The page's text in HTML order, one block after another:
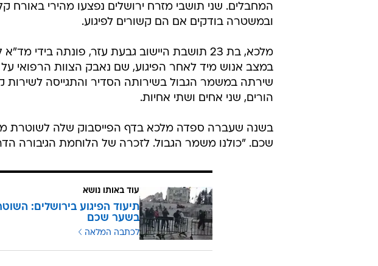
המחבלים. שני תושבי מזרח ירושלים נפצעו מהירי באורח קל
ובמשטרה בודקים אם הם קשורים לפיגוע.
מלכא, בת 23 תושבת היישוב גבעת עזר, פונתה
במצב אנוש מיד לאחר הפיגוע, שם נאבק הצוות הרפואי
שירתה במשמר הגבול בשירותה הסדיר והתגייסה לשירות
הורים, שני אחים ושתי אחיות.
בשנה שעברה ספדה מלכא בדף הפייסבוק שלה לשוטרת
שכם. "כולנו משמר הגבול. לזכרה של הלוחמת הגיבורה
עוד באותו נושא
תיעוד הפיגוע בירושלים:
בשער שכם
לכתבה המלאה